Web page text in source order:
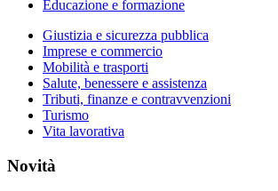
Educazione e formazione
Giustizia e sicurezza pubblica
Imprese e commercio
Mobilità e trasporti
Salute, benessere e assistenza
Tributi, finanze e contravvenzioni
Turismo
Vita lavorativa
Novità